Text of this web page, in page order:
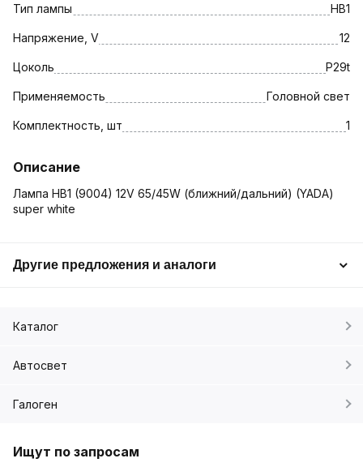
Тип лампы HB1
Напряжение, V 12
Цоколь P29t
Применяемость Головной свет
Комплектность, шт 1
Описание
Лампа HB1 (9004) 12V 65/45W (ближний/дальний) (YADA)
super white
Другие предложения и аналоги
Каталог
Автосвет
Галоген
Ищут по запросам